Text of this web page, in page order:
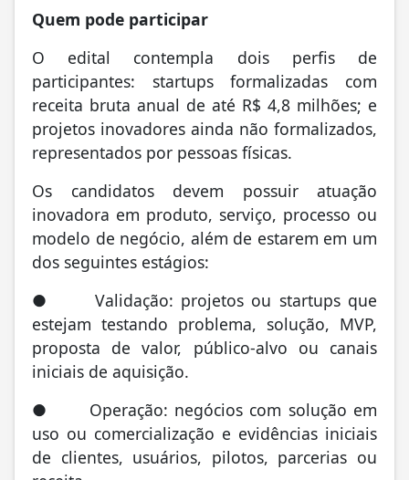
Quem pode participar
O edital contempla dois perfis de
participantes: startups formalizadas com
receita bruta anual de até R$ 4,8 milhões; e
projetos inovadores ainda não formalizados,
representados por pessoas físicas.
Os candidatos devem possuir atuação
inovadora em produto, serviço, processo ou
modelo de negócio, além de estarem em um
dos seguintes estágios:
● Validação: projetos ou startups que
estejam testando problema, solução, MVP,
proposta de valor, público-alvo ou canais
iniciais de aquisição.
● Operação: negócios com solução em
uso ou comercialização e evidências iniciais
de clientes, usuários, pilotos, parcerias ou